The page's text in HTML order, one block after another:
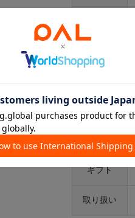
サイズ
カテゴリ
タイプ
ギフト
取り扱い